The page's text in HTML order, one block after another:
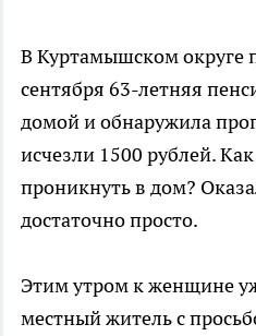
В Куртамышском округе
сентября 63-летняя
домой и обнаружила
исчезли 1500 рублей.
проникнуть в дом?
достаточно просто.
Этим утром к женщине
местный житель с